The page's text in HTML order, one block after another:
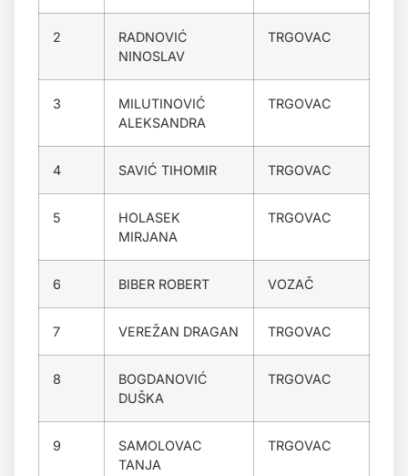
2
RADNOVIĆ
NINOSLAV
TRGOVAC
3
MILUTINOVIĆ
ALEKSANDRA
TRGOVAC
4 SAVIĆ TIHOMIR TRGOVAC
5
HOLASEK
MIRJANA
TRGOVAC
6 BIBER ROBERT VOZAČ
7 VEREŽAN DRAGAN TRGOVAC
8
BOGDANOVIĆ
DUŠKA
TRGOVAC
9
SAMOLOVAC
TANJA
TRGOVAC